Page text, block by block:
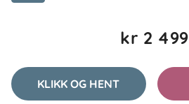
kr 2 499
KLIKK OG HENT